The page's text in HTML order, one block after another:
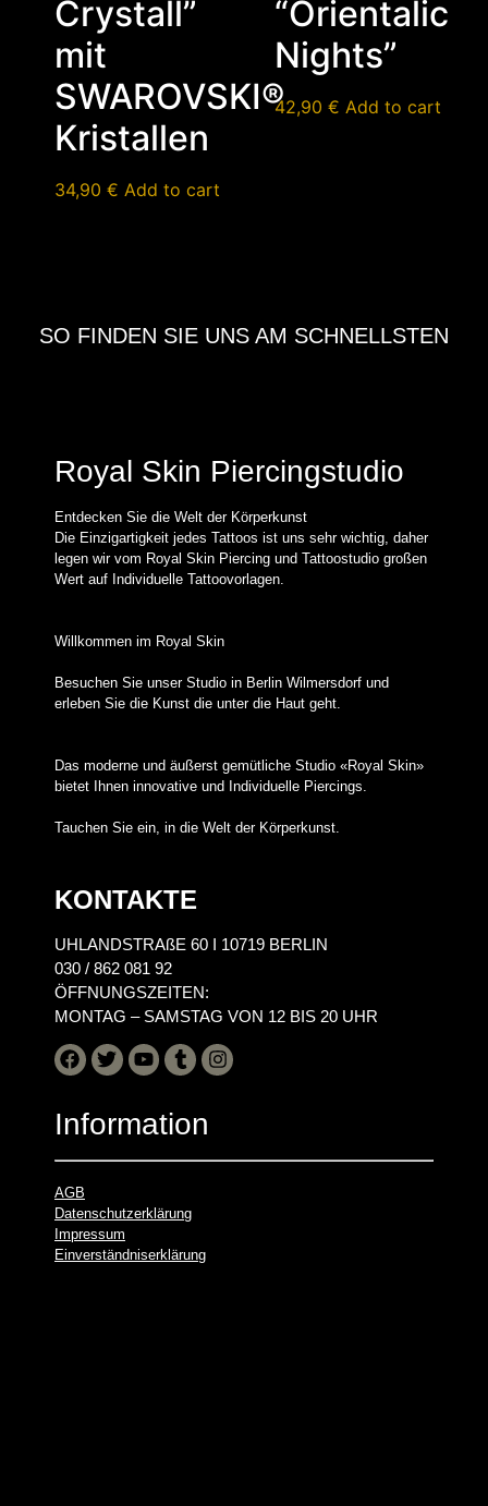
Crystall”
mit
SWAROVSKI®
Kristallen
34,90 € Add to cart
“Orientalic
Nights”
42,90 € Add to cart
SO FINDEN SIE UNS AM SCHNELLSTEN
Royal Skin Piercingstudio
Entdecken Sie die Welt der Körperkunst
Die Einzigartigkeit jedes Tattoos ist uns sehr wichtig, daher
legen wir vom Royal Skin Piercing und Tattoostudio großen
Wert auf Individuelle Tattoovorlagen.
Willkommen im Royal Skin
Besuchen Sie unser Studio in Berlin Wilmersdorf und
erleben Sie die Kunst die unter die Haut geht.
Das moderne und äußerst gemütliche Studio «Royal Skin»
bietet Ihnen innovative und Individuelle Piercings.
Tauchen Sie ein, in die Welt der Körperkunst.
KONTAKTE
UHLANDSTRAßE 60 I 10719 BERLIN
030 / 862 081 92
ÖFFNUNGSZEITEN:
MONTAG – SAMSTAG VON 12 BIS 20 UHR
Information
AGB
Datenschutzerklärung
Impressum
Einverständniserklärung